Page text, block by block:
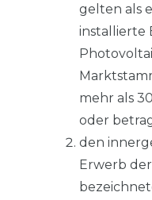
gelten als
installierte
mehr als
oder
den
Erwerb